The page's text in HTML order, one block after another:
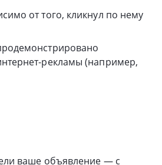
от того, кликнул по нему
рекламы (например,
ваше объявление — с